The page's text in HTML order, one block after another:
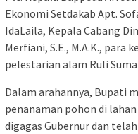
Ekonomi Setdakab Apt.
IdaLaila, Kepala Cabang
Merfiani, S.E., M.A.K., para
pelestarian alam Ruli
Dalam arahannya, Bupati
penanaman pohon di
digagas Gubernur dan